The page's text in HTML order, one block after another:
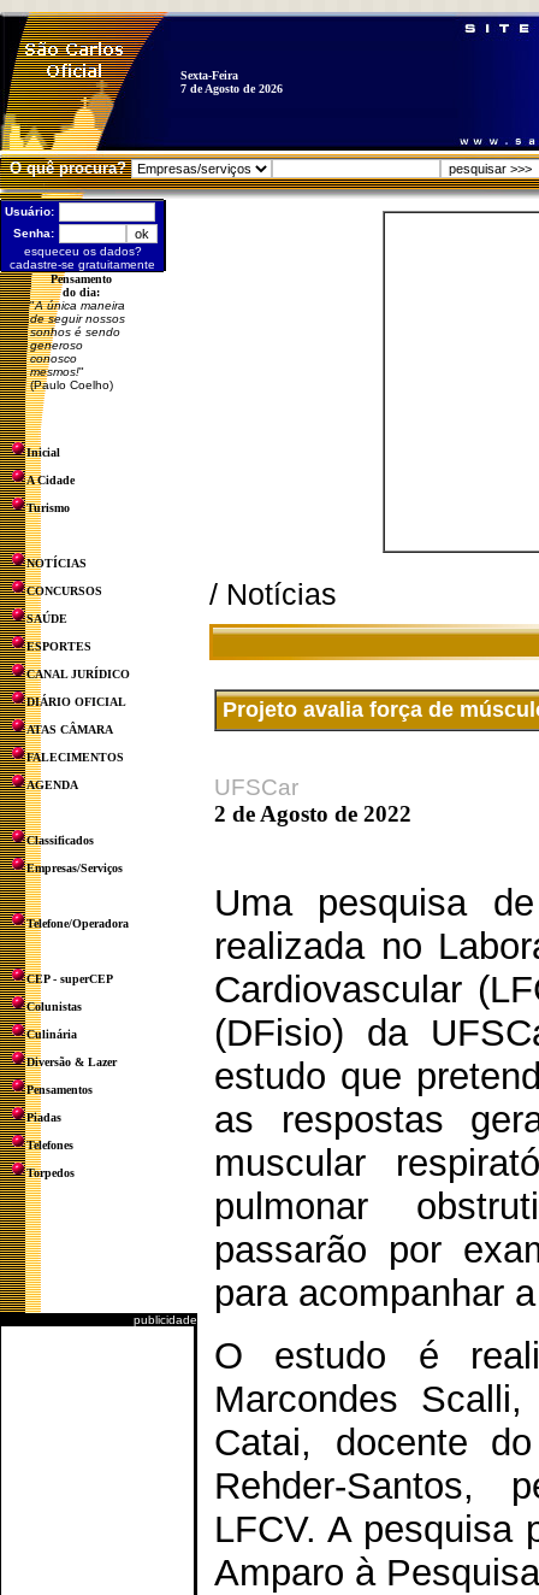
Sexta-Feira
7 de Agosto de 2026
O quê procura?
Usuário:
Senha:
esqueceu os dados?
cadastre-se gratuitamente
Pensamento
do dia:
"A única maneira
de seguir nossos
sonhos é sendo
generoso
conosco
mesmos!"
(Paulo Coelho)
Inicial
A Cidade
Turismo
NOTÍCIAS
CONCURSOS
SAÚDE
ESPORTES
CANAL JURÍDICO
DIÁRIO OFICIAL
ATAS CÂMARA
FALECIMENTOS
AGENDA
Classificados
Empresas/Serviços
Telefone/Operadora
CEP - superCEP
Colunistas
Culinária
Diversão & Lazer
Pensamentos
Piadas
Telefones
Torpedos
publicidade
/ Notícias
Projeto avalia força de
UFSCar
2 de Agosto de 2022
Uma pesquisa
realizada no
Cardiovascular
(DFisio) da
estudo que
as respostas
muscular
pulmonar
passarão por
para acompanhar
O estudo é
Marcondes
Catai, docente
Rehder-Santos,
LFCV. A pesquisa
Amparo à